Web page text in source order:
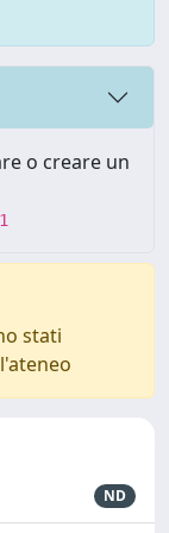
o creare un
stati
ND